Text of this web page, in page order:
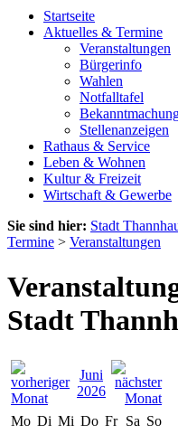
Startseite
Aktuelles & Termine
Veranstaltungen
Bürgerinfo
Wahlen
Notfalltafel
Stellenanzeigen
Rathaus & Service
Leben & Wohnen
Kultur & Freizeit
Wirtschaft & Gewerbe
Sie sind hier: Stadt
Termine > Veranstaltungen
Stadt
Juni
2026
Mo Di Mi Do Fr Sa So